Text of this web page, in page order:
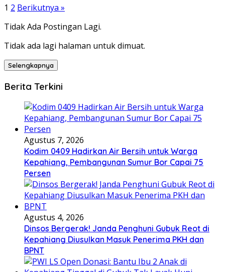
1 2 Berikutnya »
Tidak Ada Postingan Lagi.
Tidak ada lagi halaman untuk dimuat.
Selengkapnya
Berita Terkini
Agustus 7, 2026
Kodim 0409 Hadirkan Air Bersih untuk Warga
Kepahiang, Pembangunan Sumur Bor Capai 75
Persen
Agustus 4, 2026
Dinsos Bergerak! Janda Penghuni Gubuk Reot di
Kepahiang Diusulkan Masuk Penerima PKH dan
BPNT